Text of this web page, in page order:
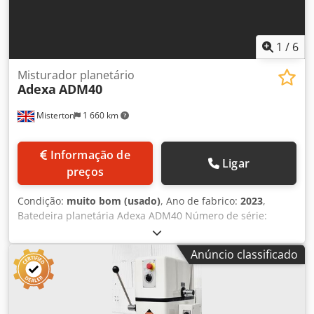
1 / 6
Misterton 1 660 km
Misturador planetário
Adexa ADM40
preços
Ligar
Condição: muito bom (usado), Ano de fabrico: 2023,
Batedeira planetária Adexa ADM40 Número de série:
20230830125 Tigela de aço inoxidável de 40 L, três
velocidades, batedor e gancho para massa, proteção de
segurança de malha, 1Ph Dodpswa Twpjfx Ak Teck
Anúncio classificado